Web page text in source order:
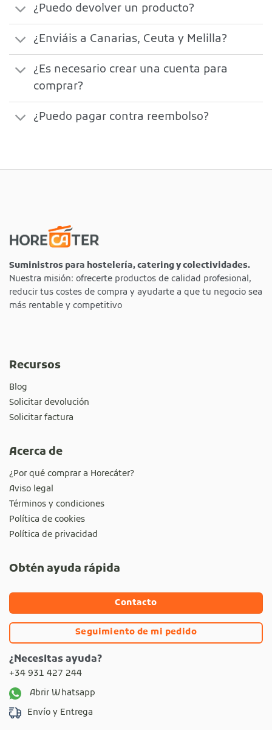
¿Puedo devolver un producto?
¿Enviáis a Canarias, Ceuta y Melilla?
¿Es necesario crear una cuenta para
comprar?
¿Puedo pagar contra reembolso?
Suministros para hostelería, catering y colectividades.
Nuestra misión: ofrecerte productos de calidad profesional,
reducir tus costes de compra y ayudarte a que tu negocio sea
más rentable y competitivo
Recursos
Blog
Solicitar devolución
Solicitar factura
Acerca de
¿Por qué comprar a Horecáter?
Aviso legal
Términos y condiciones
Política de cookies
Política de privacidad
Obtén ayuda rápida
Contacto
Seguimiento de mi pedido
¿Necesitas ayuda?
+34 931 427 244
Abrir Whatsapp
Envío y Entrega